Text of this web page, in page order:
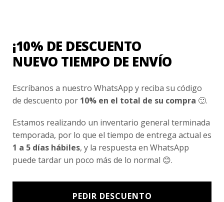
Guarda mi nombre, correo electrónico y web
en este navegador para la próxima vez que
comente.
¡10% DE DESCUENTO
NUEVO TIEMPO DE ENVÍO
Escríbanos a nuestro WhatsApp y reciba su código
de descuento por 10% en el total de su compra 🙂.
Estamos realizando un inventario general terminada
temporada, por lo que el tiempo de entrega actual es
1 a 5 días hábiles, y la respuesta en WhatsApp
puede tardar un poco más de lo normal 😊.
PEDIR DESCUENTO